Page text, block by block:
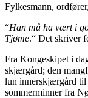
Fylkesmann,
“Han må ha vært i
Tjøme.“ Det skriver
Fra Kongeskipet i
skjærgård; den
lun innerskjærgård til
sommerminner fra